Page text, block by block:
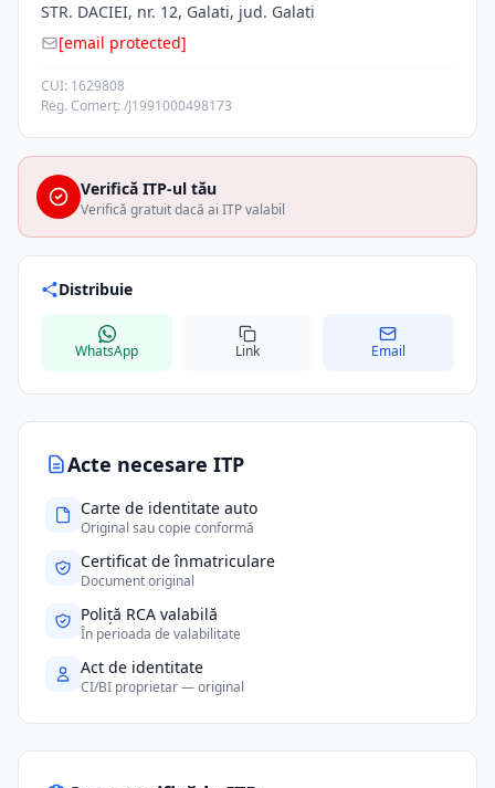
Acte necesare ITP
Carte de identitate auto
Original sau copie conformă
Certificat de înmatriculare
Document original
Poliță RCA valabilă
În perioada de valabilitate
Act de identitate
CI/BI proprietar — original
STR. DACIEI, nr. 12, Galati, jud. Galati
[email protected]
CUI: 1629808
Reg. Comerț: /J1991000498173
Verifică ITP-ul tău
Verifică gratuit dacă ai ITP valabil
Distribuie
WhatsApp Link Email